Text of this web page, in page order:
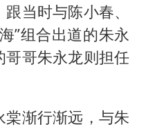
当时与陈小春、
”组合出道的朱永
哥哥朱永龙则担任
渐行渐远，与朱